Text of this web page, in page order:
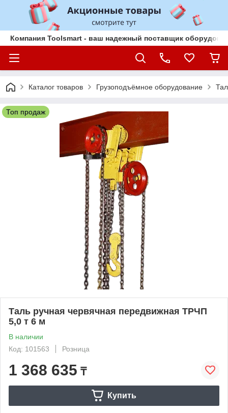
Компания Toolsmart - ваш надежный поставщик
Каталог товаров Грузоподъёмное оборудование
Топ продаж
Таль ручная червячная передвижная ТРЧП
5,0 т 6 м
В наличии
Код: 101563
Розница
1 368 635 ₸
Купить